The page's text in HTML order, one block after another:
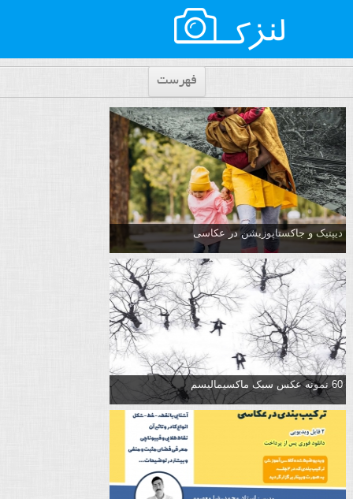
فهرست
دیپتیک و جاکستا‌پوزیشن در عکاسی
60 نمونه عکس سبک ماکسیمالیسم